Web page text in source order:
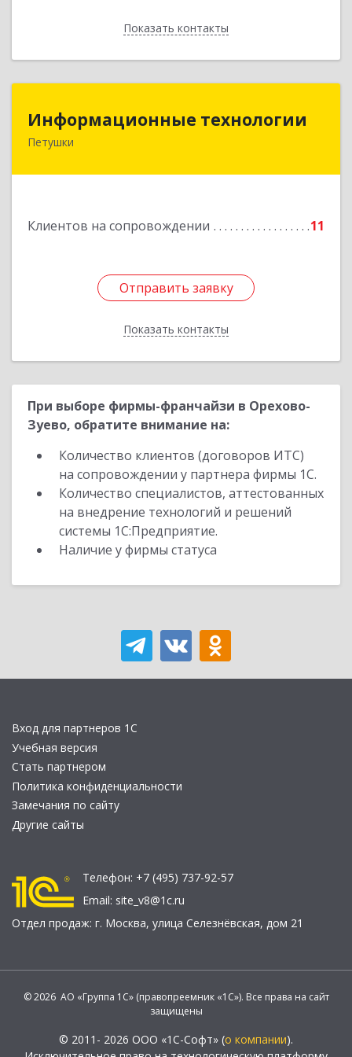
Показать контакты
Назад
Информационные технологии
Петушки
Клиентов на сопровождении 11
Отправить заявку
Показать контакты
Информационные технологии
Отправить заявку
Назад
При выборе фирмы-франчайзи в Орехово-
Зуево, обратите внимание на:
Количество клиентов (договоров ИТС)
на сопровождении у партнера фирмы 1С.
Количество специалистов, аттестованных
на внедрение технологий и решений
системы 1С:Предприятие.
Наличие у фирмы статуса
Вход для партнеров 1С
Учебная версия
Стать партнером
Политика конфиденциальности
Замечания по сайту
Другие сайты
Телефон: +7 (495) 737-92-57
Email: site_v8@1c.ru
Отдел продаж: г. Москва, улица Селезнёвская, дом 21
© 2026 АО «Группа 1С» (правопреемник «1С»). Все права на сайт
защищены
© 2011- 2026 ООО «1С-Софт» (о компании).